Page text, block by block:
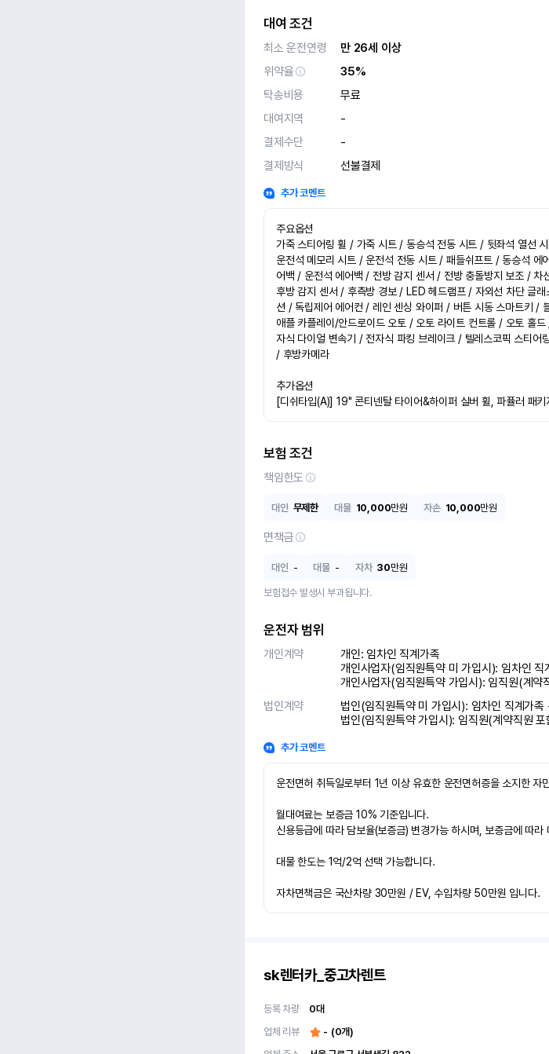
대여 조건
최소 운전연령
만 26세 이상
위약율
35%
탁송비용
무료
대여지역
-
결제수단
-
결제방식
선불결제
추가 코멘트
주요옵션
가죽 스티어링 휠 / 가죽 시트 / 동승석 전동 시트 / 뒷좌석 열선
운전석 메모리 시트 / 운전석 전동 시트 / 패들쉬프트 / 동승석 에
어백 / 운전석 에어백 / 전방 감지 센서 / 전방 충돌방지 보조 /
후방 감지 센서 / 후측방 경보 / LED 헤드램프 / 자외선 차단 글
션 / 독립제어 에어컨 / 레인 센싱 와이퍼 / 버튼 시동 스마트키 /
애플 카플레이/안드로이드 오토 / 오토 라이트 컨트롤 / 오토 홀
자식 다이얼 변속기 / 전자식 파킹 브레이크 / 텔레스코픽 스티
/ 후방카메라
추가옵션
[디쉬타입(A)] 19" 콘티넨탈 타이어&하이퍼 실버 휠, 파퓰러 패키
보험 조건
책임한도
대인 무제한 대물 10,000만원 자손 10,000만원
면책금
대인 - 대물 - 자차 30만원
보험접수 발생시 부과됩니다.
운전자 범위
개인계약
개인: 임차인 직계가족
개인사업자(임직원특약 미 가입시): 임차인
개인사업자(임직원특약 가입시): 임직원(계약
법인계약
법인(임직원특약 미 가입시): 임차인 직계가
법인(임직원특약 가입시): 임직원(계약직원 포
추가 코멘트
운전면허 취득일로부터 1년 이상 유효한 운전면허증을 소지한 자
월대여료는 보증금 10% 기준입니다.
신용등급에 따라 담보율(보증금) 변경가능 하시며, 보증금에 따라
대물 한도는 1억/2억 선택 가능합니다.
자차면책금은 국산차량 30만원 / EV, 수입차량 50만원 입니다.
sk렌터카_중고차렌트
등록 차량 0대
업체 리뷰
- (0개)